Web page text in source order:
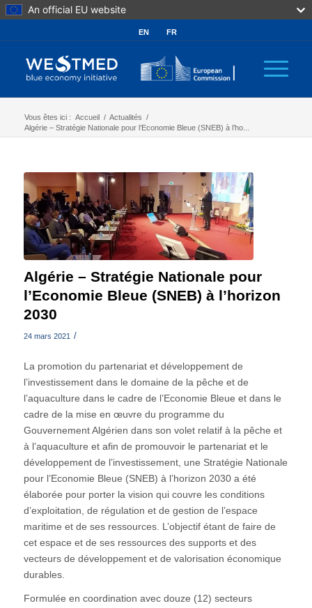
An official EU website
EN FR
Vous êtes ici : Accueil / Actualités /
Algérie – Stratégie Nationale pour l’Economie Bleue (SNEB) à l’ho...
Algérie – Stratégie Nationale pour
l’Economie Bleue (SNEB) à l’horizon
2030
24 mars 2021 /
La promotion du partenariat et développement de
l’investissement dans le domaine de la pêche et de
l’aquaculture dans le cadre de l’Economie Bleue et dans le
cadre de la mise en œuvre du programme du
Gouvernement Algérien dans son volet relatif à la pêche et
à l’aquaculture et afin de promouvoir le partenariat et le
développement de l’investissement, une Stratégie Nationale
pour l’Economie Bleue (SNEB) à l’horizon 2030 a été
élaborée pour porter la vision qui couvre les conditions
d’exploitation, de régulation et de gestion de l’espace
maritime et de ses ressources. L’objectif étant de faire de
cet espace et de ses ressources des supports et des
vecteurs de développement et de valorisation économique
durables.
Formulée en coordination avec douze (12) secteurs